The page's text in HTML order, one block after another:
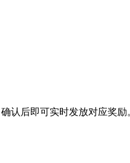
认后即可实时发放对应奖励